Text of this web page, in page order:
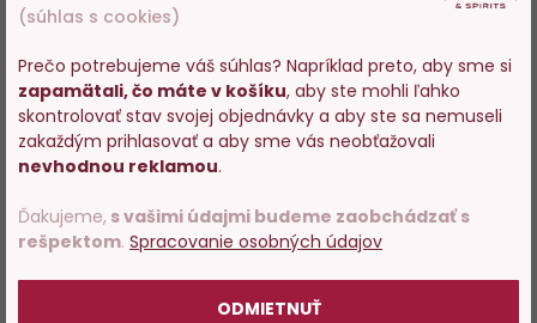
(súhlas s cookies)
Prečo potrebujeme váš súhlas? Napríklad preto, aby sme si
zapamätali, čo máte v košíku, aby ste mohli ľahko
skontrolovať stav svojej objednávky a aby ste sa nemuseli
zakaždým prihlasovať a aby sme vás neobťažovali
nevhodnou reklamou.
Ďakujeme, s vašimi údajmi budeme zaobchádzať s
rešpektom. Spracovanie osobných údajov
ODMIETNUŤ
Vstupujete na stránky s
predajom alkoholu. Prosím
potvrďte, že Vám už bolo 18